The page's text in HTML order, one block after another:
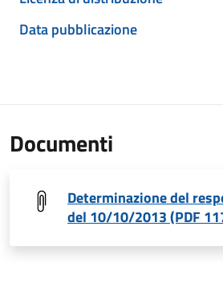
Data pubblicazione
Documenti
Determinazione del
del 10/10/2013 (PDF